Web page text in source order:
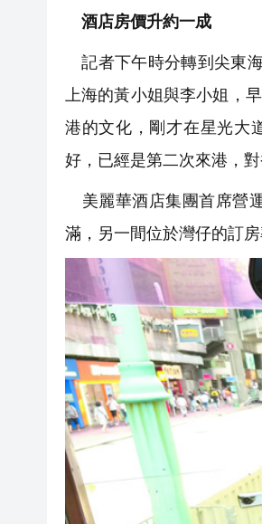
酒店房價升約一成
記者下午時分轉到尖東
上海的黃小姐與李小姐，
港的文化，剛才在星光大
好，已經是第二次來港，
美麗華酒店集團首席營
滿，另一間位於灣仔的訂